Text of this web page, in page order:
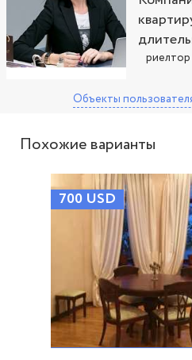
риелтор
Объекты
Похожие варианты
700 USD